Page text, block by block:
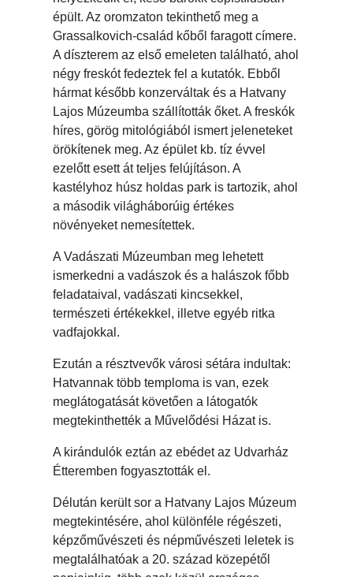
épült. Az oromzaton tekinthető meg a
Grassalkovich-család kőből faragott címere.
A díszterem az első emeleten található, ahol
négy freskót fedeztek fel a kutatók. Ebből
hármat később konzerváltak és a Hatvany
Lajos Múzeumba szállították őket. A freskók
híres, görög mitológiából ismert jeleneteket
örökítenek meg. Az épület kb. tíz évvel
ezelőtt esett át teljes felújításon. A
kastélyhoz húsz holdas park is tartozik, ahol
a második világháborúig értékes
növényeket nemesítettek.
A Vadászati Múzeumban meg lehetett
ismerkedni a vadászok és a halászok főbb
feladataival, vadászati kincsekkel,
természeti értékekkel, illetve egyéb ritka
vadfajokkal.
Ezután a résztvevők városi sétára indultak:
Hatvannak több temploma is van, ezek
meglátogatását követően a látogatók
megtekinthették a Művelődési Házat is.
A kirándulók eztán az ebédet az Udvarház
Étteremben fogyasztották el.
Délután került sor a Hatvany Lajos Múzeum
megtekintésére, ahol különféle régészeti,
képzőművészeti és népművészeti leletek is
megtalálhatóak a 20. század közepétől